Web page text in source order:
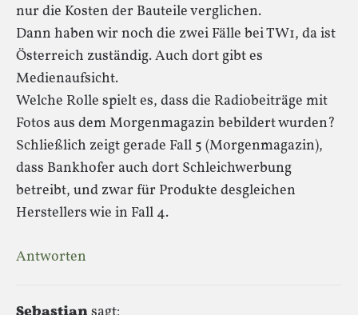
nur die Kosten der Bauteile verglichen.
Dann haben wir noch die zwei Fälle bei TW1, da ist
Österreich zuständig. Auch dort gibt es
Medienaufsicht.
Welche Rolle spielt es, dass die Radiobeiträge mit
Fotos aus dem Morgenmagazin bebildert wurden?
Schließlich zeigt gerade Fall 5 (Morgenmagazin),
dass Bankhofer auch dort Schleichwerbung
betreibt, und zwar für Produkte desgleichen
Herstellers wie in Fall 4.
Antworten